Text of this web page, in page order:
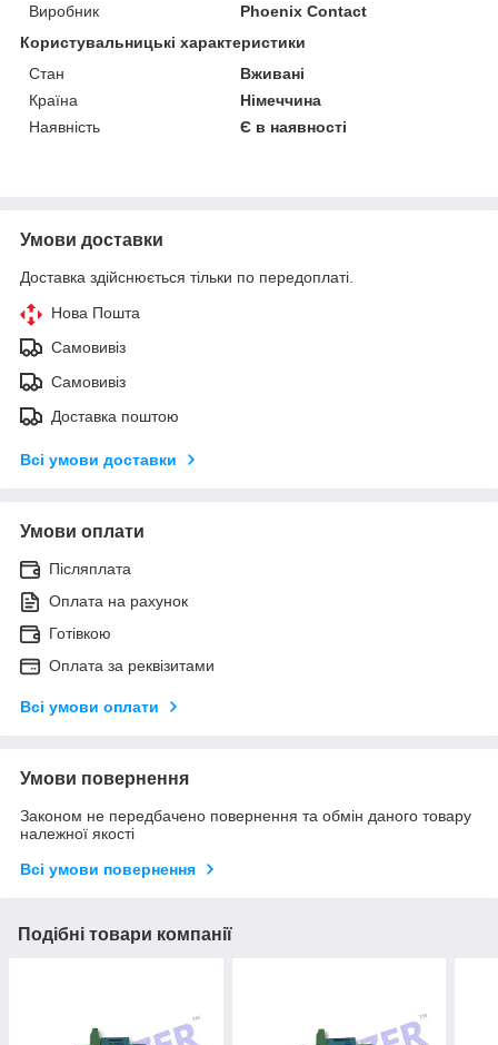
Виробник
Phoenix Contact
Користувальницькі характеристики
Стан
Вживані
Країна
Німеччина
Наявність
Є в наявності
Умови доставки
Доставка здійснюється тільки по передоплаті.
Нова Пошта
Самовивіз
Самовивіз
Доставка поштою
Всі умови доставки
Умови оплати
Післяплата
Оплата на рахунок
Готівкою
Оплата за реквізитами
Всі умови оплати
Умови повернення
Законом не передбачено повернення та обмін даного товару
належної якості
Всі умови повернення
Подібні товари компанії